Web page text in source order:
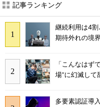
記事ランキング
継続利用は4
期待外れの境界
「こんなはず
場”に幻滅して
多要素認証導